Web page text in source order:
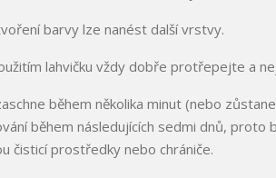
barvy lze nanést další vrstvy.
lahvičku vždy dobře protřepejte a
během několika minut (nebo
během následujících sedmi dnů,
čisticí prostředky nebo chrániče.